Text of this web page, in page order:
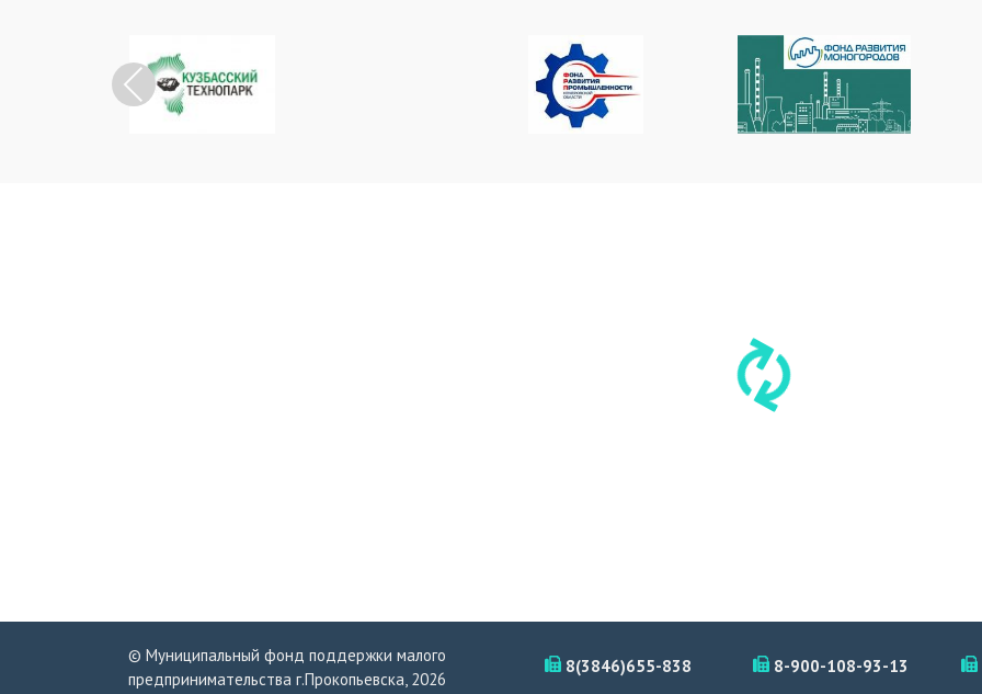
Previous
© Муниципальный фонд поддержки малого
предпринимательства г.Прокопьевска, 2026
8(3846)655-838 8-900-108-93-13